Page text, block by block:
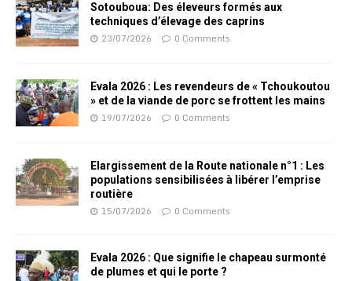
Sotouboua: Des éleveurs formés aux
techniques d’élevage des caprins
23/07/2026 0 Comments
Evala 2026 : Les revendeurs de « Tchoukoutou
» et de la viande de porc se frottent les mains
19/07/2026 0 Comments
Elargissement de la Route nationale n°1 : Les
populations sensibilisées à libérer l’emprise
routière
15/07/2026 0 Comments
Evala 2026 : Que signifie le chapeau surmonté
de plumes et qui le porte ?